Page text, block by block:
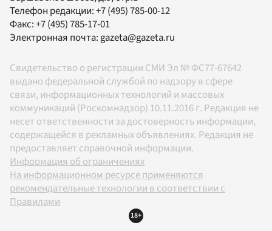
Телефон редакции:+7 (495) 785-00-12
Факс:+7 (495) 785-17-01
Электронная почта: gazeta@gazeta.ru
Свидетельство о регистрации СМИ Эл № ФС77-67642
выдано федеральной службой по надзору в сфере
связи, информационных технологий и массовых
коммуникаций (Роскомнадзор) 10.11.2016 г. Редакция не
несет ответственности за достоверность информации,
содержащейся в рекламных объявлениях. Редакция не
предоставляет справочной информации.
Информация об ограничениях
На информационном ресурсе применяются
рекомендательные технологии в соответствии с
Правилами
18+